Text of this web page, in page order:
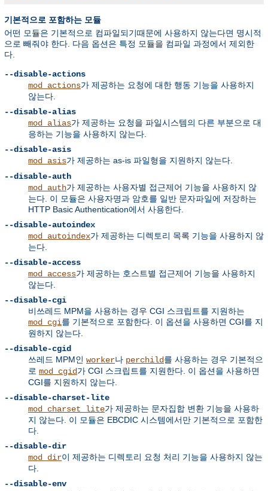
기본적으로 포함하는 모듈
어떤 모듈은 기본적으로 컴파일되기때문에 사용하지 않는다면 명시적
으로 빼줘야 한다. 다음 옵션은 특정 모듈을 컴파일 과정에서 제외한
다.
--disable-actions
mod_actions가 제공하는 요청에 대한 행동 기능을 사용하지
않는다.
--disable-alias
mod_alias가 제공하는 요청을 파일시스템의 다른 부분으로 대
응하는 기능을 사용하지 않는다.
--disable-asis
mod_asis가 제공하는 as-is 파일형을 지원하지 않는다.
--disable-auth
mod_auth가 제공하는 사용자별 접근제어 기능을 사용하지 않
는다. 이 모듈은 사용자명과 암호를 일반 문자파일에 저장하는
HTTP Basic Authentication에서 사용한다.
--disable-autoindex
mod_autoindex가 제공하는 디렉토리 목록 기능을 사용하지 않
는다.
--disable-access
mod_access가 제공하는 호스트별 접근제어 기능을 사용하지
않는다.
--disable-cgi
비쓰레드 MPM을 사용하는 경우 CGI 스크립트를 지원하는
mod_cgi를 기본적으로 포함한다. 이 옵션을 사용하면 CGI를 지
원하지 않는다.
--disable-cgid
쓰레드 MPM인 worker나 perchild를 사용하는 경우 기본적으
로 mod_cgid가 CGI 스크립트를 지원한다. 이 옵션을 사용하면
CGI를 지원하지 않는다.
--disable-charset-lite
mod_charset_lite가 제공하는 문자집합 변환 기능을 사용하
지 않는다. 이 모듈은 EBCDIC 시스템에서만 기본적으로 포함한
다.
--disable-dir
mod_dir이 제공하는 디렉토리 요청 처리 기능을 사용하지 않는
다.
--disable-env